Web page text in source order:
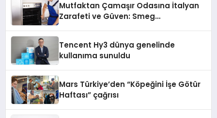
Mutfaktan Çamaşır Odasına İtalyan
Zarafeti ve Güven: Smeg
Tencent Hy3 dünya genelinde
kullanıma sunuldu
Mars Türkiye’den “Köpeğini İşe Götür
Haftası” çağrısı